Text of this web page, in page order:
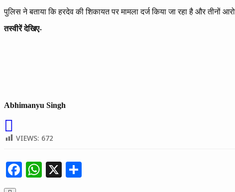
पुलिस ने बताया कि हरदेव की शिकायत पर मामला दर्ज किया जा रहा है और तीनों
तस्वीरें देखिए-
Abhimanyu Singh
VIEWS: 672
Facebook
WhatsApp
X